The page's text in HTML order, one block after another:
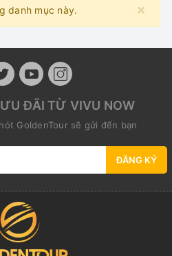
×
danh mục này.
ĐÃI TỪ VIVU NOW
GoldenTour sẽ gửi đến bạn
ĐĂNG KÝ